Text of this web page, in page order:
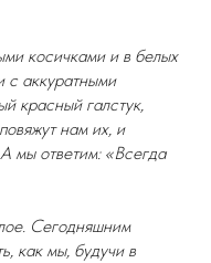
косичками и в белых
с аккуратными
красный галстук,
нам их, и
мы ответим: «Всегда
Сегодняшним
как мы, будучи в